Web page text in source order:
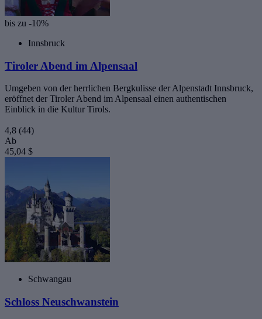
bis zu -10%
Innsbruck
Tiroler Abend im Alpensaal
Umgeben von der herrlichen Bergkulisse der Alpenstadt Innsbruck,
eröffnet der Tiroler Abend im Alpensaal einen authentischen
Einblick in die Kultur Tirols.
4,8 (44)
Ab
45,04 $
Schwangau
Schloss Neuschwanstein